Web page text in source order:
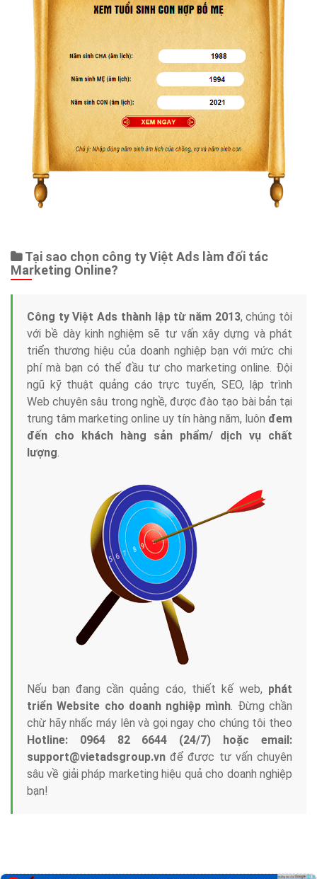
Tại sao chọn công ty Việt Ads làm đối tác
Marketing Online?
Công ty Việt Ads thành lập từ năm 2013, chúng tôi
với bề dày kinh nghiệm sẽ tư vấn xây dựng và phát
triển thương hiệu của doanh nghiệp bạn với mức chi
phí mà bạn có thể đầu tư cho marketing online. Đội
ngũ kỹ thuật quảng cáo trực tuyến, SEO, lập trình
Web chuyên sâu trong nghề, được đào tạo bài bản tại
trung tâm marketing online uy tín hàng năm, luôn đem
đến cho khách hàng sản phẩm/ dịch vụ chất
lượng.
Nếu bạn đang cần quảng cáo, thiết kế web, phát
triển Website cho doanh nghiệp mình. Đừng chần
chừ hãy nhấc máy lên và gọi ngay cho chúng tôi theo
Hotline: 0964 82 6644 (24/7) hoặc email:
support@vietadsgroup.vn để được tư vấn chuyên
sâu về giải pháp marketing hiệu quả cho doanh nghiệp
bạn!